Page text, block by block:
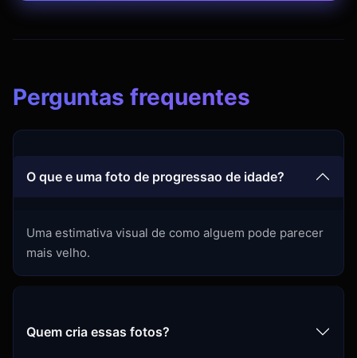
Perguntas frequentes
O que e uma foto de progressao de idade?
Uma estimativa visual de como alguem pode parecer
mais velho.
Quem cria essas fotos?